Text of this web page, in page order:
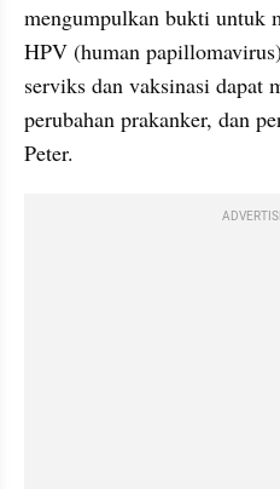
mengumpulkan bukti untuk
HPV (human
serviks dan vaksinasi dapat
perubahan prakanker, dan
Peter.